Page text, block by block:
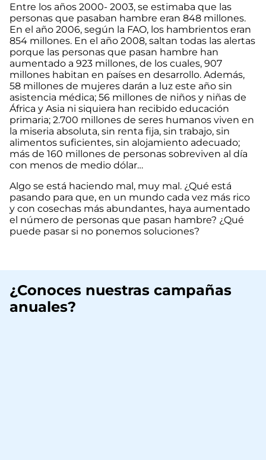
Entre los años 2000- 2003, se estimaba que las
personas que pasaban hambre eran 848 millones.
En el año 2006, según la FAO, los hambrientos eran
854 millones. En el año 2008, saltan todas las alertas
porque las personas que pasan hambre han
aumentado a 923 millones, de los cuales, 907
millones habitan en países en desarrollo. Además,
58 millones de mujeres darán a luz este año sin
asistencia médica; 56 millones de niños y niñas de
África y Asia ni siquiera han recibido educación
primaria; 2.700 millones de seres humanos viven en
la miseria absoluta, sin renta fija, sin trabajo, sin
alimentos suficientes, sin alojamiento adecuado;
más de 160 millones de personas sobreviven al día
con menos de medio dólar…
Algo se está haciendo mal, muy mal. ¿Qué está
pasando para que, en un mundo cada vez más rico
y con cosechas más abundantes, haya aumentado
el número de personas que pasan hambre? ¿Qué
puede pasar si no ponemos soluciones?
¿Conoces nuestras campañas
anuales?